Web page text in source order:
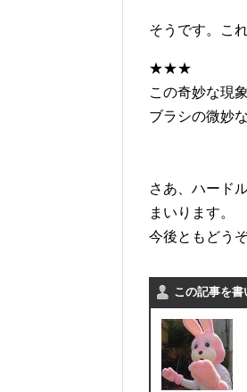
そうです。こ
★★★
この奇妙な現
ブラシの微妙
さあ、ハード
まいります。
今後ともどう
この記事を書